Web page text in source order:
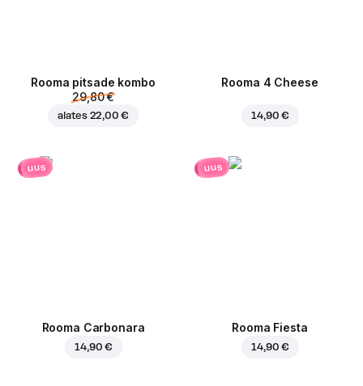
Rooma pitsade kombo
29,80 €
alates 22,00 €
Rooma 4 Cheese
14,90 €
uus
Rooma Carbonara
14,90 €
uus
Rooma Fiesta
14,90 €